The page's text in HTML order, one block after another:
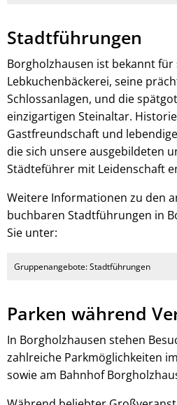
Stadtführungen
Borgholzhausen ist bekannt
Lebkuchenbäckerei, seine
Schlossanlagen, und die
einzigartigen Steinaltar.
Gastfreundschaft und
die sich unsere ausgebildeten
Städteführer mit Leidenschaft
Weitere Informationen zu den
buchbaren Stadtführungen in
Sie unter:
Gruppenangebote: Stadtführungen
Parken während
In Borgholzhausen stehen
zahlreiche Parkmöglichkeiten
sowie am Bahnhof